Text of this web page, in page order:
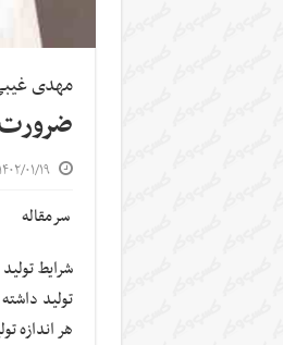
مهدی
۱۴۰۲/۰۱/۱۹
سرمقاله
شرایط
تولید
هر اندازه